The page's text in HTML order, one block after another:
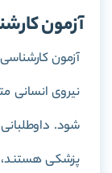
آزمون
آزمون
نیروی انسانی
شود.
پزشکی هستند،